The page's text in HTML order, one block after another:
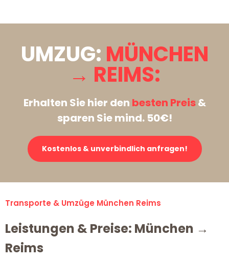
UMZUG: MÜNCHEN
→ REIMS:
Erhalten Sie hier den besten Preis&
sparen Sie mind. 50€!
Kostenlos & unverbindlich anfragen!
Transporte & Umzüge München Reims
Leistungen & Preise: München →
Reims